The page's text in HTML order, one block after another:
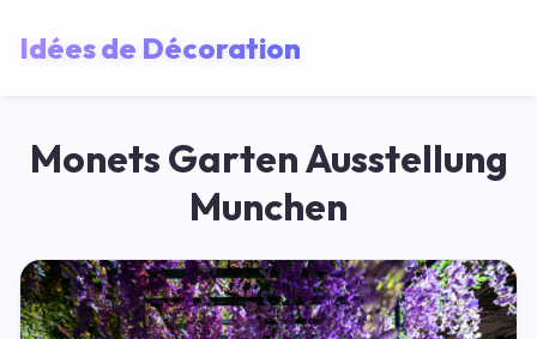
Idées de Décoration
Monets Garten Ausstellung
Munchen